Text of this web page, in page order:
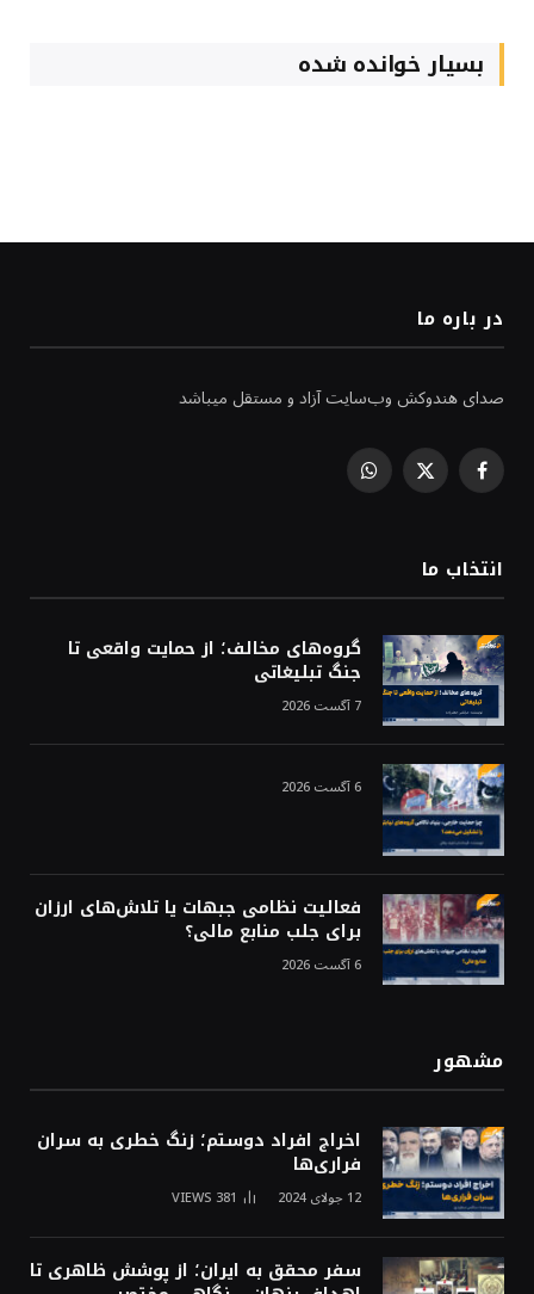
بسیار خوانده شده
در باره ما
صدای هندوکش وب‌سایت آزاد و مستقل میباشد
Facebook
X
WhatsApp
انتخاب ما
گروه‌های مخالف؛ از حمایت واقعی تا
جنگ تبلیغاتی
7 آگست 2026
6 آگست 2026
فعالیت نظامی جبهات یا تلاش‌های ارزان
برای جلب منابع مالی؟
6 آگست 2026
مشهور
اخراج افراد دوستم؛ زنگ خطری به سران
فراری‌ها
12 جولای 2024 381
VIEWS
سفر محقق به ایران؛ از پوشش ظاهری تا